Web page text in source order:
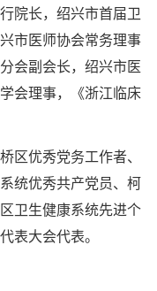
院长，绍兴市首届卫
市医师协会常务理事
会副会长，绍兴市医
会理事，《浙江临床
区优秀党务工作者、
统优秀共产党员、柯
卫生健康系统先进个
表大会代表。